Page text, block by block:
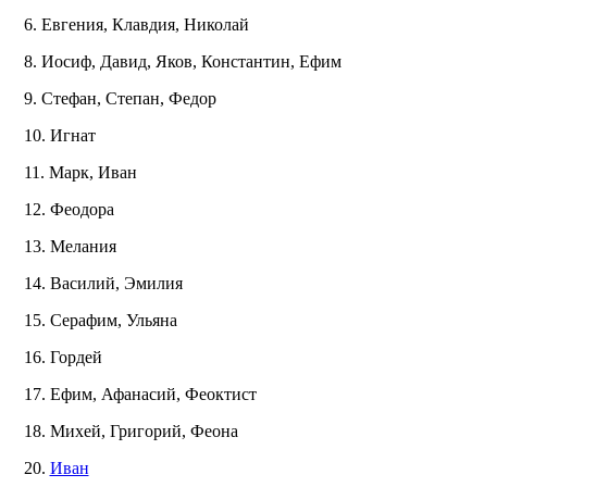
6. Евгения, Клавдия, Николай
8. Иосиф, Давид, Яков, Константин, Ефим
9. Стефан, Степан, Федор
10. Игнат
11. Марк, Иван
12. Феодора
13. Мелания
14. Василий, Эмилия
15. Серафим, Ульяна
16. Гордей
17. Ефим, Афанасий, Феоктист
18. Михей, Григорий, Феона
20. Иван